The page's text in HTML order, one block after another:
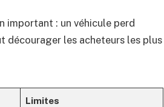
important : un véhicule perd
décourager les acheteurs les plus
Limites